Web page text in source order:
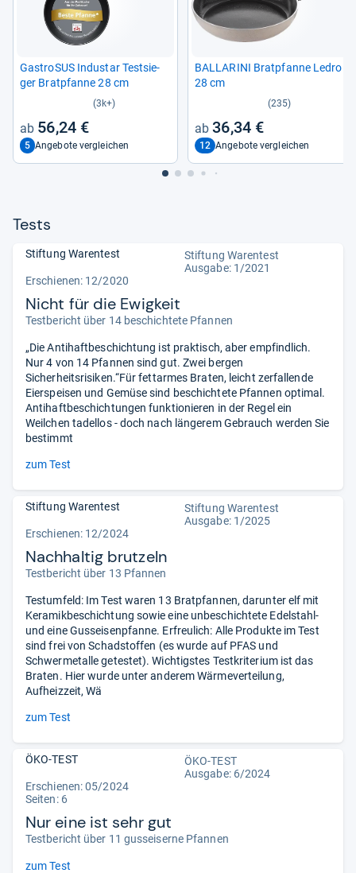
Gastro­SUS Indu­s­tar Test­sie­
ger Brat­pfanne 28 cm
(3k+)
56,24 €
5 Angebote vergleichen
BALL­A­RINI Brat­pfanne Ledro
28 cm
(235)
36,34 €
12 Angebote vergleichen
Tests
Stiftung Warentest
Stiftung Warentest
Ausgabe: 1/2021
Erschienen: 12/2020
Nicht für die Ewigkeit
Testbericht über 14 beschichtete Pfannen
„Die Antihaftbeschichtung ist praktisch, aber empfindlich.
Nur 4 von 14 Pfannen sind gut. Zwei bergen
Sicherheitsrisiken.“Für fettarmes Braten, leicht zerfallende
Eierspeisen und Gemüse sind beschichtete Pfannen optimal.
Antihaftbeschichtungen funktionieren in der Regel ein
Weilchen tadellos - doch nach längerem Gebrauch werden Sie
bestimmt
zum Test
Stiftung Warentest
Stiftung Warentest
Ausgabe: 1/2025
Erschienen: 12/2024
Nachhaltig brutzeln
Testbericht über 13 Pfannen
Testumfeld: Im Test waren 13 Bratpfannen, darunter elf mit
Keramikbeschichtung sowie eine unbeschichtete Edelstahl-
und eine Gusseisenpfanne. Erfreulich: Alle Produkte im Test
sind frei von Schadstoffen (es wurde auf PFAS und
Schwermetalle getestet). Wichtigstes Testkriterium ist das
Braten. Hier wurde unter anderem Wärmeverteilung,
Aufheizzeit, Wä
zum Test
ÖKO-TEST
ÖKO-TEST
Ausgabe: 6/2024
Erschienen: 05/2024
Seiten: 6
Nur eine ist sehr gut
Testbericht über 11 gusseiserne Pfannen
zum Test